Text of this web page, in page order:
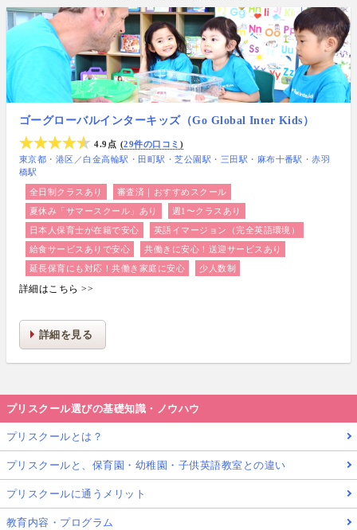
ゴーグローバルインターキッズ（Go Global Inter Kids）
4.9点
29件の口コミ
東京都
港区 ／白金高輪駅 田町駅 芝公園駅 三田駅 麻布十番駅
赤羽
橋駅
全日制クラスあり
審査済｜おすすめスクール
夏休み「サマースクール」あり
週1〜クラスあり
日本人保育士が在籍で安心
英語イマージョン（完全英語環境）
給食サービスありで安心
共働きに安心！送迎サービスあり
延長保育にも対応！共働き家庭に安心
少人数制
詳細はこちら >>
詳細を見る
プリスクール選びの基礎知識・ノウハウ
プリスクールとは？
プリスクールと、保育園・幼稚園・子供英語教室との違い
プリスクールに通うメリット
教育内容・プログラム